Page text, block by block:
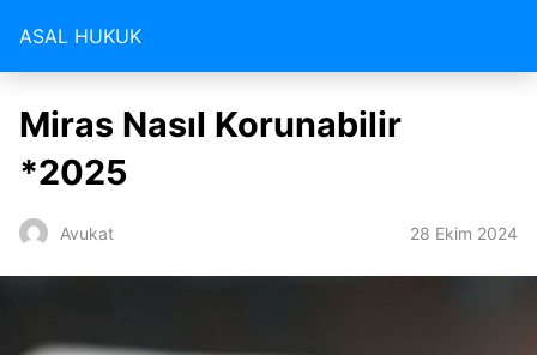
ASAL HUKUK
Miras Nasıl Korunabilir
*2025
Avukat 28 Ekim 2024